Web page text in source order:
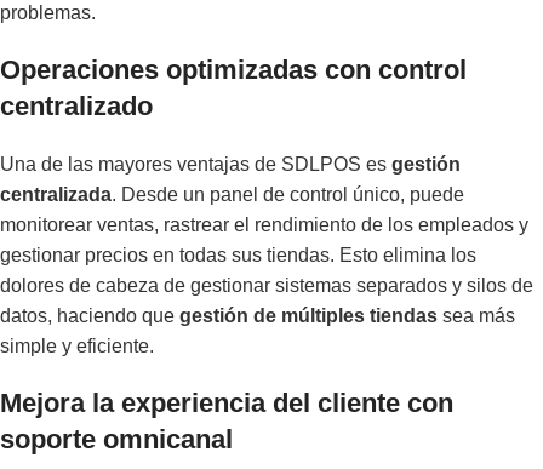
problemas.
Operaciones optimizadas con control
centralizado
Una de las mayores ventajas de SDLPOS es gestión
centralizada. Desde un panel de control único, puede
monitorear ventas, rastrear el rendimiento de los empleados y
gestionar precios en todas sus tiendas. Esto elimina los
dolores de cabeza de gestionar sistemas separados y silos de
datos, haciendo que gestión de múltiples tiendas sea más
simple y eficiente.
Mejora la experiencia del cliente con
soporte omnicanal